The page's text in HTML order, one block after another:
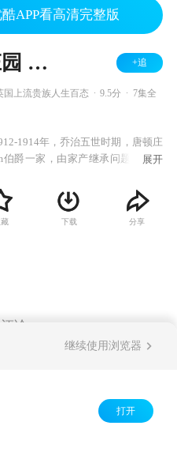
APP看高清完整版
唐顿庄园 第一季 +追
国上流贵族人生百态 9.5分 7集全
1914年，乔治五世时期，唐顿庄
伯爵一家，由家产继承问题而引发
级制度下的人间百态。
展开
下载 分享
论
继续使用浏览器
打开